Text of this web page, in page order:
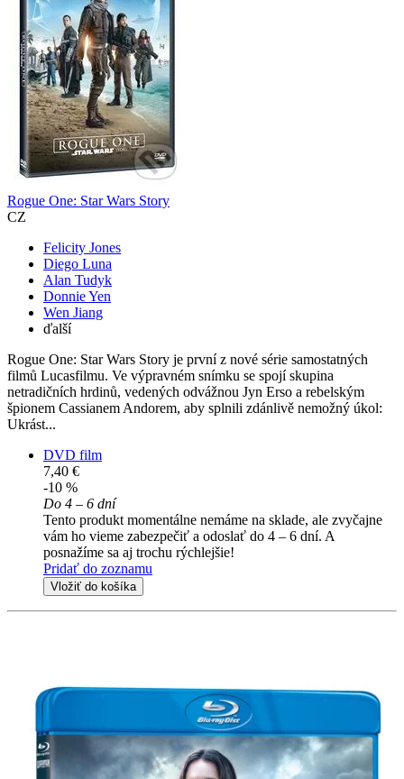
Rogue One: Star Wars Story
CZ
Felicity Jones
Diego Luna
Alan Tudyk
Donnie Yen
Wen Jiang
ďalší
Rogue One: Star Wars Story je první z nové série samostatných
filmů Lucasfilmu. Ve výpravném snímku se spojí skupina
netradičních hrdinů, vedených odvážnou Jyn Erso a rebelským
špionem Cassianem Andorem, aby splnili zdánlivě nemožný úkol:
Ukrást...
DVD film
7,40 €
-10 %
Do 4 – 6 dní
Tento produkt momentálne nemáme na sklade, ale zvyčajne
vám ho vieme zabezpečiť a odoslať do 4 – 6 dní. A
posnažíme sa aj trochu rýchlejšie!
Pridať do zoznamu
Vložiť do košíka